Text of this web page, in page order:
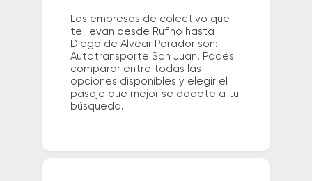
Las empresas de colectivo que
te llevan desde Rufino hasta
Diego de Alvear Parador son:
Autotransporte San Juan. Podés
comparar entre todas las
opciones disponibles y elegir el
pasaje que mejor se adapte a tu
búsqueda.